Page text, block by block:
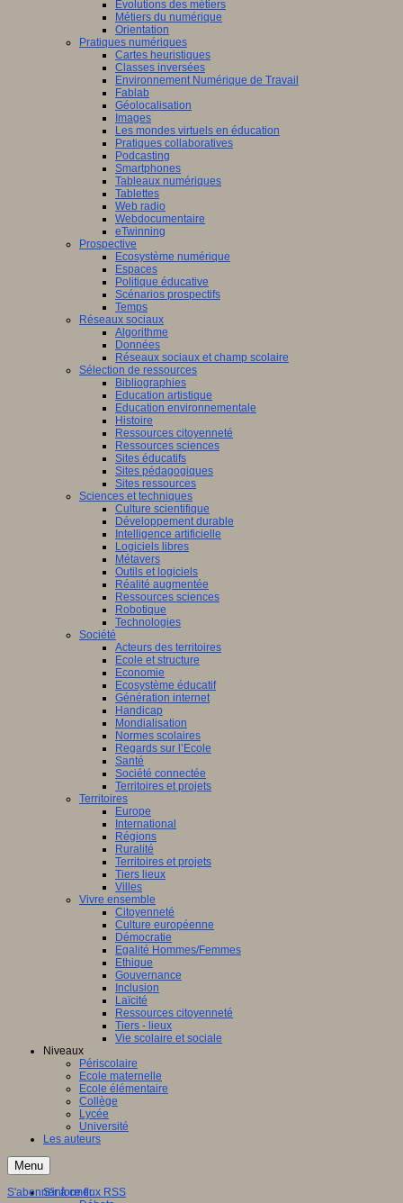
Evolutions des métiers
Métiers du numérique
Orientation
Pratiques numériques
Cartes heuristiques
Classes inversées
Environnement Numérique de Travail
Fablab
Géolocalisation
Images
Les mondes virtuels en éducation
Pratiques collaboratives
Podcasting
Smartphones
Tableaux numériques
Tablettes
Web radio
Webdocumentaire
eTwinning
Prospective
Ecosystème numérique
Espaces
Politique éducative
Scénarios prospectifs
Temps
Réseaux sociaux
Algorithme
Données
Réseaux sociaux et champ scolaire
Sélection de ressources
Bibliographies
Education artistique
Education environnementale
Histoire
Ressources citoyenneté
Ressources sciences
Sites éducatifs
Sites pédagogiques
Sites ressources
Sciences et techniques
Culture scientifique
Développement durable
Intelligence artificielle
Logiciels libres
Métavers
Outils et logiciels
Réalité augmentée
Ressources sciences
Robotique
Technologies
Société
Acteurs des territoires
Ecole et structure
Economie
Ecosystème éducatif
Génération internet
Handicap
Mondialisation
Normes scolaires
Regards sur l’Ecole
Santé
Société connectée
Territoires et projets
Territoires
Europe
International
Régions
Ruralité
Territoires et projets
Tiers lieux
Villes
Vivre ensemble
Citoyenneté
Culture européenne
Démocratie
Egalité Hommes/Femmes
Ethique
Gouvernance
Inclusion
Laïcité
Ressources citoyenneté
Tiers - lieux
Vie scolaire et sociale
Niveaux
Périscolaire
Ecole maternelle
Ecole élémentaire
Collège
Lycée
Université
Les auteurs
Menu
S'informer
S'abonner à ce flux RSS